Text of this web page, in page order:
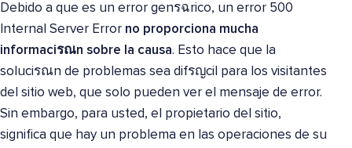
Debido a que es un error genรฉrico, un error 500
Internal Server Error no proporciona mucha
informaciรณn sobre la causa. Esto hace que la
soluciรณn de problemas sea difรญcil para los visitantes
del sitio web, que solo pueden ver el mensaje de error.
Sin embargo, para usted, el propietario del sitio,
significa que hay un problema en las operaciones de su